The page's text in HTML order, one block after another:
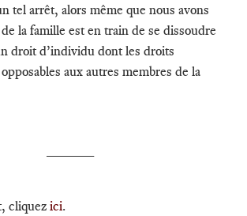
tel arrêt, alors même que nous avons
la famille est en train de se dissoudre
droit d’individu dont les droits
aux autres membres de la
cliquez ici.